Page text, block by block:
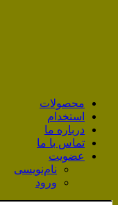
محصولات
استخدام
درباره ما
تماس با ما
عضویت
نام‌نویسی
ورود